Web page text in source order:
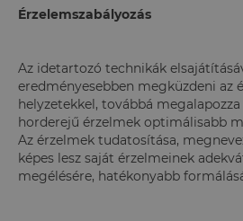
Érzelemszabályozás
Az idetartozó technikák
eredményesebben megküzdeni az
helyzetekkel, továbbá
horderejű érzelmek optimálisabb
Az érzelmek tudatosítása,
képes lesz saját érzelmeinek
megélésére, hatékonyabb